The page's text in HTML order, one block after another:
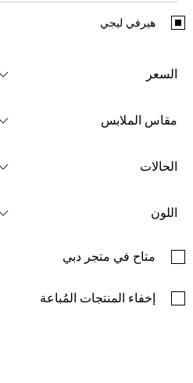
هيرفي ليجي
السعر
مقاس الملابس
الحالات
اللون
متاح في متجر دبي
إخفاء المنتجات المُباعة